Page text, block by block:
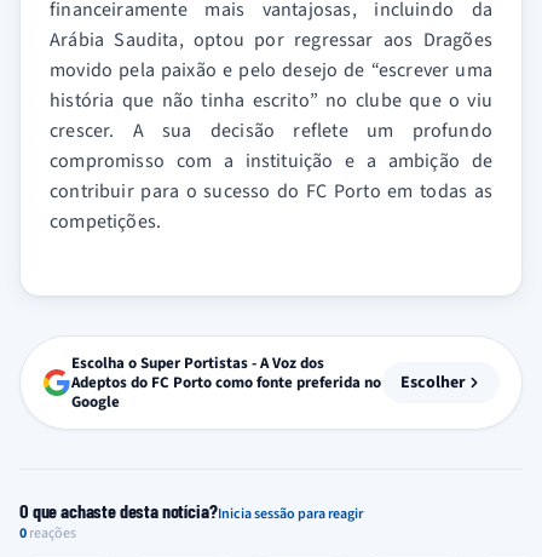
financeiramente mais vantajosas, incluindo da
Arábia Saudita, optou por regressar aos Dragões
movido pela paixão e pelo desejo de “escrever uma
história que não tinha escrito” no clube que o viu
crescer. A sua decisão reflete um profundo
compromisso com a instituição e a ambição de
contribuir para o sucesso do FC Porto em todas as
competições.
Escolha o Super Portistas - A Voz dos
Adeptos do FC Porto como fonte preferida no
Google
Escolher
O que achaste desta notícia?Inicia sessão para reagir
0reações